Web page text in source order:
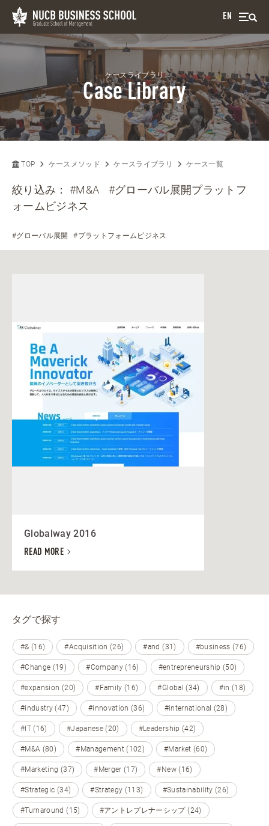
EN
ケースライブラリ
Case Library
TOP ケースメソッド ケースライブラリ ケース一覧
絞り込み：#M&A
#グローバル展開プラットフ
ォームビジネス
#グローバル展開 #プラットフォームビジネス
Globalway 2016
READ MORE
タグで探す
#& (16) #Acquisition (26) #and (31) #business (76)
#Change (19) #Company (16) #entrepreneurship (50)
#expansion (20) #Family (16) #Global (34) #in (18)
#industry (47) #innovation (36) #international (28)
#IT (16) #Japanese (20) #Leadership (42)
#M&A (80) #Management (102) #Market (60)
#Marketing (37) #Merger (17) #New (16)
#Strategic (34) #Strategy (113) #Sustainability (26)
#Turnaround (15) #アントレプレナーシップ (24)